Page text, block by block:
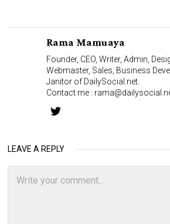
Rama Mamuaya
Founder, CEO, Writer, Admin,
Webmaster, Sales, Business
Janitor of DailySocial.net.
Contact me :
LEAVE A REPLY